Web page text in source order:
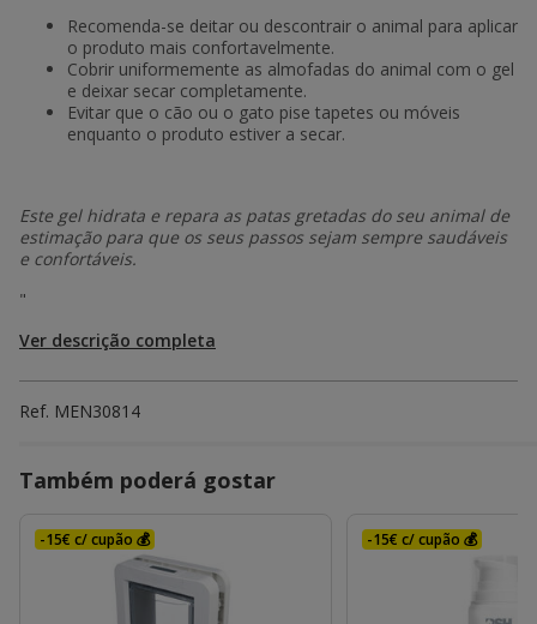
Recomenda-se deitar ou descontrair o animal para aplicar
o produto mais confortavelmente.
Cobrir uniformemente as almofadas do animal com o gel
e deixar secar completamente.
Evitar que o cão ou o gato pise tapetes ou móveis
enquanto o produto estiver a secar.
Este gel hidrata e repara as patas gretadas do seu animal de
estimação para que os seus passos sejam sempre saudáveis
e confortáveis.
"
Ver descrição completa
Ref. MEN30814
Também poderá gostar
-15€ c/ cupão 💰 -15€ c/ cupão 💰